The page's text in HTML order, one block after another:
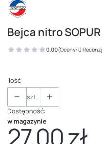
Bejca nitro
0.00(Oceny: 0
Ilość
szt.
Dostępność:
w magazynie
Cena
27,00 zł